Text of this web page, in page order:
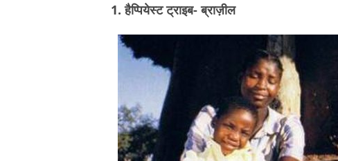
1. हैप्पियेस्ट ट्राइब- ब्राज़ील